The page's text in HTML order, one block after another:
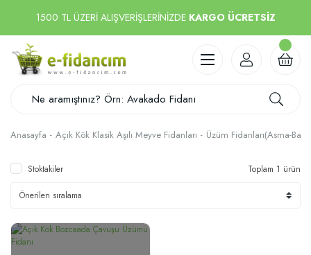
1500 TL ÜZERİ ALIŞVERİŞLERİNİZDE KARGO ÜCRETSİZ
Anasayfa Açık Kök Klasik Aşılı Meyve Fidanları Üzüm Fidanları(Asma-Bağ
Stoktakiler Toplam 1 ürün